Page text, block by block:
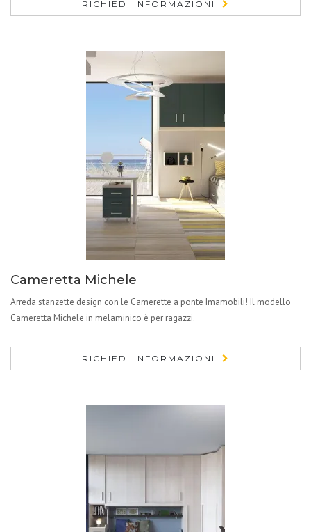
RICHIEDI INFORMAZIONI
Cameretta Michele
Arreda stanzette design con le Camerette a ponte Imamobili! Il modello
Cameretta Michele in melaminico è per ragazzi.
RICHIEDI INFORMAZIONI